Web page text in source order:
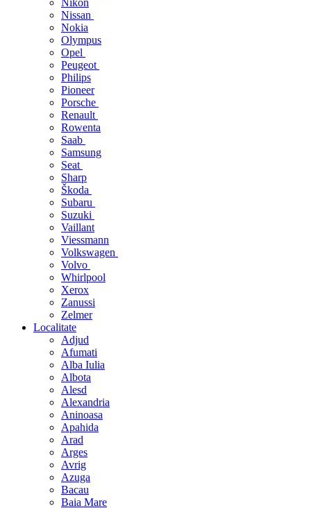
Nikon
Nissan
Nokia
Olympus
Opel
Peugeot
Philips
Pioneer
Porsche
Renault
Rowenta
Saab
Samsung
Seat
Sharp
Škoda
Subaru
Suzuki
Vaillant
Viessmann
Volkswagen
Volvo
Whirlpool
Xerox
Zanussi
Zelmer
Localitate
Adjud
Afumati
Alba Iulia
Albota
Alesd
Alexandria
Aninoasa
Apahida
Arad
Arges
Avrig
Azuga
Bacau
Baia Mare